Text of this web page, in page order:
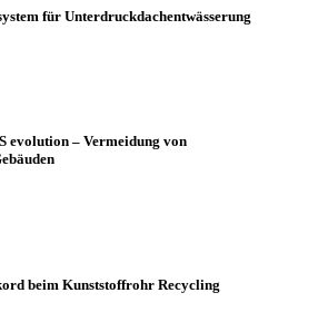
für Unterdruckdachentwässerung
evolution – Vermeidung von
beim Kunststoffrohr Recycling